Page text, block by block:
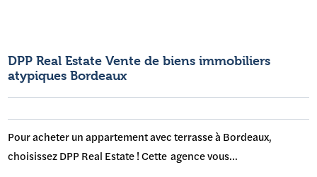
DPP Real Estate Vente de biens immobiliers
atypiques Bordeaux
Pour acheter un appartement avec terrasse à Bordeaux,
choisissez DPP Real Estate ! Cette agence vous...